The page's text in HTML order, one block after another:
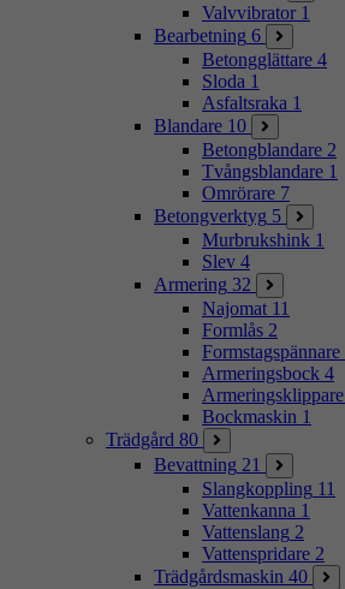
Valvvibrator 1
Bearbetning 6
Betongglättare 4
Sloda 1
Asfaltsraka 1
Blandare 10
Betongblandare 2
Tvångsblandare 1
Omrörare 7
Betongverktyg 5
Murbrukshink 1
Slev 4
Armering 32
Najomat 11
Formlås 2
Formstagspännare
Armeringsbock 4
Armeringsklippare
Bockmaskin 1
Trädgård 80
Bevattning 21
Slangkoppling 11
Vattenkanna 1
Vattenslang 2
Vattenspridare 2
Trädgårdsmaskin 40